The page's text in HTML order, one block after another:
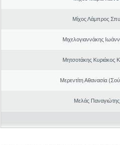
Μίχος Λάμπρος
Μιχελογιαννάκης
Μητσοτάκης Κυριάκος
Μερεντίτη Αθανασία
Μελάς